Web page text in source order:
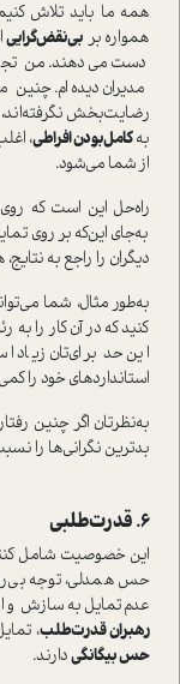
همه ما باید تلاش کنیم
همواره بر بی‌نقض‌گرایی
دست می‌دهند. من
مدیران دیده‌ام. چنین
رضایت‌بخش
بهکامل‌بودن افراطی،
از شما می‌شود.
راه‌حل این ا‌ست که روی
به‌جای این‌که بر روی
دیگران را راجع به
کنید که در آن کار را
این حد برای‌تان زیاد
ا‌ستانداردهای خود را
به‌نظرتان اگر چنین
بدترین نگرانی‌ها را
6. قدرت‌طلبی
این خصوصیت شامل
حس همدلی، توجه
عدم‌تمایل به سازش و
رهبران قدرت‌طلب،
حس بیگانگیدارند.